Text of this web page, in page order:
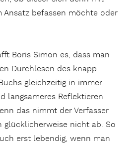
Ansatz befassen möchte oder
Boris Simon es, dass man
Durchlesen des knapp
gleichzeitig in immer
langsameres Reflektieren
das nimmt der Verfasser
glücklicherweise nicht ab. So
erst lebendig, wenn man